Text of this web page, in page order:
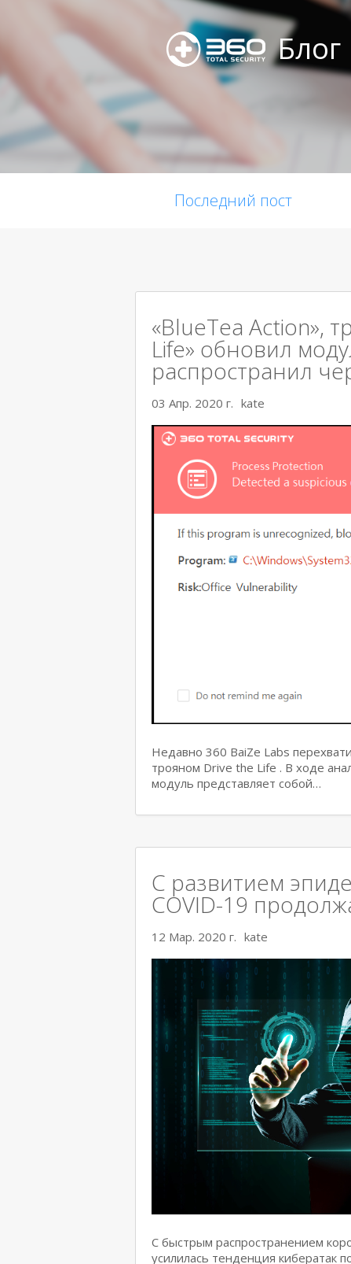
Блог
Последний пост
«BlueTea Action»,
Life» обновил
распространил
03 Апр. 2020 г. kate
Недавно 360 BaiZe Labs
трояном Drive the Life . В ходе
модуль представляет собой…
С развитием
COVID-19
12 Мар. 2020 г. kate
С быстрым распространением
усилилась тенденция кибератак